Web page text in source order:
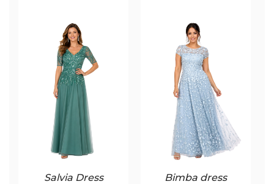
Salvia Dress Bimba dress